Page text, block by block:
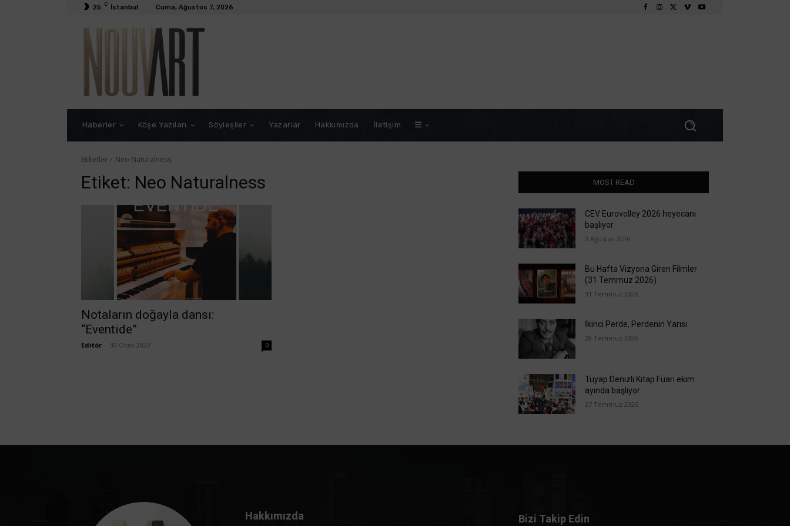
25 C İstanbul Cuma, Ağustos 7, 2026
Haberler Köşe Yazıları Söyleşiler Yazarlar Hakkımızda İletişim
Etiketler Neo Naturalness
Etiket: Neo Naturalness
Notaların doğayla dansı:
“Eventide”
Editör 30 Ocak 2023 0
MOST READ
CEV Eurovolley 2026 heyecanı
başlıyor
3 Ağustos 2026
Bu Hafta Vizyona Giren Filmler
(31 Temmuz 2026)
31 Temmuz 2026
İkinci Perde, Perdenin Yarısı
28 Temmuz 2026
Tüyap Denizli Kitap Fuarı ekim
ayında başlıyor
27 Temmuz 2026
Hakkımızda Bizi Takip Edin